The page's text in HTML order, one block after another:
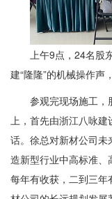
上午9点，24名股
建“隆隆”的机械操作声
参观完现场施工，
上，首先由浙江八咏
话。徐总对新材公司
造新型行业中高标准
每年有收获，二到三